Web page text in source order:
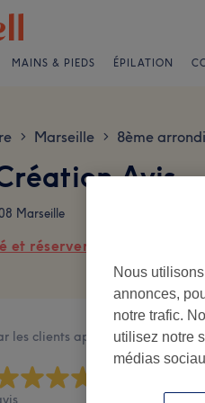
MAINS & PIEDS ÉPILATION
> Marseille > 8ème
Avis
Marseille
et réserver en ligne
les clients après leur visite.
Nous
annonces,
notre trafic.
utilisez notre
médias